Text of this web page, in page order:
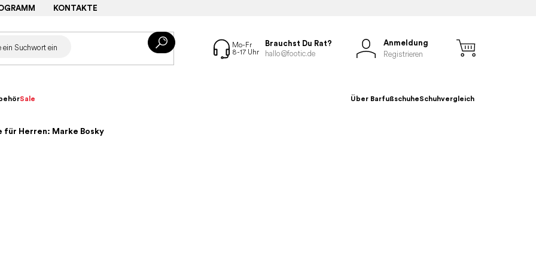
KONTAKTE
Brauchst Du Rat?
hallo@footic.de
Anmeldung
Registrieren
Sale Über BarfußschuheSchuhvergleich
für Herren: Marke Bosky